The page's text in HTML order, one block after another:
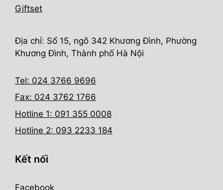
Giftset
Địa chỉ: Số 15, ngõ 342 Khương Đình, Phường
Khương Đình, Thành phố Hà Nội
Tel: 024 3766 9696
Fax: 024 3762 1766
Hotline 1: 091 355 0008
Hotline 2: 093 2233 184
Kết nối
Facebook